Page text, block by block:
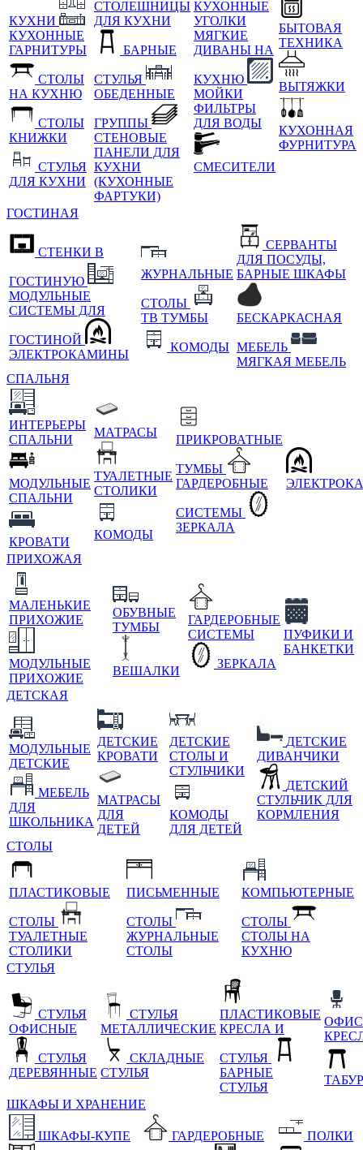
КУХНИ
КУХОННЫЕ
ГАРНИТУРЫ
СТОЛЫ
НА КУХНЮ
СТОЛЫ
КНИЖКИ
СТУЛЬЯ
ДЛЯ КУХНИ
СТОЛЕШНИЦЫ
ДЛЯ КУХНИ
БАРНЫЕ
СТУЛЬЯ
ОБЕДЕННЫЕ
ГРУППЫ
СТЕНОВЫЕ
ПАНЕЛИ ДЛЯ
КУХНИ
(КУХОННЫЕ
ФАРТУКИ)
КУХОННЫЕ
УГОЛКИ
МЯГКИЕ
ДИВАНЫ НА
КУХНЮ
МОЙКИ
ФИЛЬТРЫ
ДЛЯ ВОДЫ
СМЕСИТЕЛИ
БЫТОВАЯ
ТЕХНИКА
ВЫТЯЖКИ
КУХОННАЯ
ФУРНИТУРА
ГОСТИНАЯ
СТЕНКИ В
ГОСТИНУЮ
МОДУЛЬНЫЕ
СИСТЕМЫ ДЛЯ
ГОСТИНОЙ
ЭЛЕКТРОКАМИНЫ
ЖУРНАЛЬНЫЕ
СТОЛЫ
ТВ ТУМБЫ
КОМОДЫ
СЕРВАНТЫ
ДЛЯ ПОСУДЫ,
БАРНЫЕ ШКАФЫ
БЕСКАРКАСНАЯ
МЕБЕЛЬ
МЯГКАЯ МЕБЕЛЬ
СПАЛЬНЯ
ИНТЕРЬЕРЫ
СПАЛЬНИ
МОДУЛЬНЫЕ
СПАЛЬНИ
КРОВАТИ
МАТРАСЫ
ТУАЛЕТНЫЕ
СТОЛИКИ
КОМОДЫ
ПРИКРОВАТНЫЕ
ТУМБЫ
ГАРДЕРОБНЫЕ
СИСТЕМЫ
ЗЕРКАЛА
ПРИХОЖАЯ
МАЛЕНЬКИЕ
ПРИХОЖИЕ
МОДУЛЬНЫЕ
ПРИХОЖИЕ
ОБУВНЫЕ
ТУМБЫ
ВЕШАЛКИ
ГАРДЕРОБНЫЕ
СИСТЕМЫ
ЗЕРКАЛА
ПУФИКИ И
БАНКЕТКИ
ДЕТСКАЯ
МОДУЛЬНЫЕ
ДЕТСКИЕ
МЕБЕЛЬ
ДЛЯ
ШКОЛЬНИКА
ДЕТСКИЕ
КРОВАТИ
МАТРАСЫ
ДЛЯ
ДЕТЕЙ
ДЕТСКИЕ
СТОЛЫ И
СТУЛЬЧИКИ
КОМОДЫ
ДЛЯ ДЕТЕЙ
ДЕТСКИЕ
ДИВАНЧИКИ
ДЕТСКИЙ
СТУЛЬЧИК ДЛЯ
КОРМЛЕНИЯ
СТОЛЫ
ПЛАСТИКОВЫЕ
СТОЛЫ
ТУАЛЕТНЫЕ
СТОЛИКИ
ПИСЬМЕННЫЕ
СТОЛЫ
ЖУРНАЛЬНЫЕ
СТОЛЫ
КОМПЬЮТЕРНЫЕ
СТОЛЫ
СТОЛЫ НА
КУХНЮ
СТУЛЬЯ
СТУЛЬЯ
ОФИСНЫЕ
СТУЛЬЯ
ДЕРЕВЯННЫЕ
СТУЛЬЯ
МЕТАЛЛИЧЕСКИЕ
СКЛАДНЫЕ
СТУЛЬЯ
ПЛАСТИКОВЫЕ
КРЕСЛА И
СТУЛЬЯ
БАРНЫЕ
СТУЛЬЯ
ШКАФЫ И ХРАНЕНИЕ
ШКАФЫ-КУПЕ ГАРДЕРОБНЫЕ ПОЛКИ